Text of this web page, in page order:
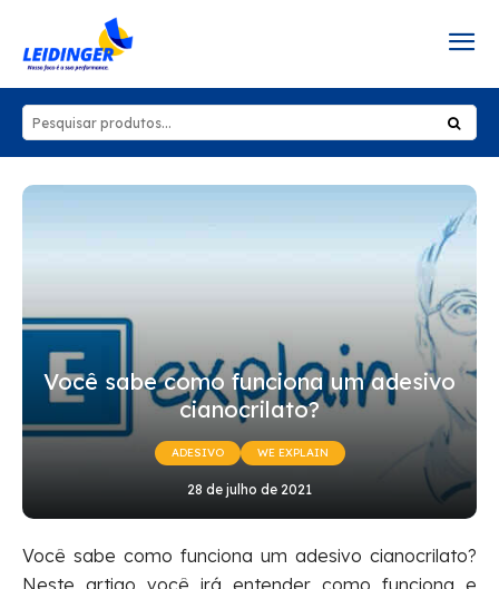
Você sabe como funciona um adesivo
cianocrilato?
ADESIVO WE EXPLAIN
28 de julho de 2021
Você sabe como funciona um adesivo cianocrilato?